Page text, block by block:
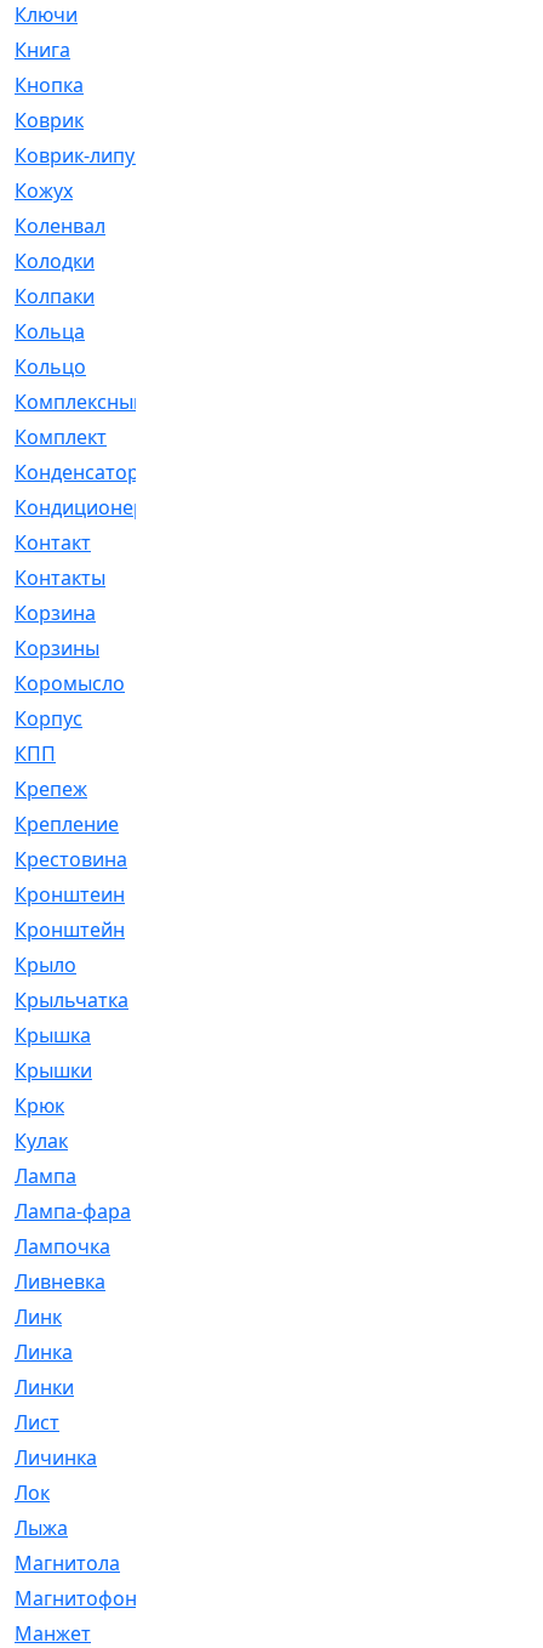
Ключи
Книга
Кнопка
Коврик
Коврик-липучка
Кожух
Коленвал
Колодки
Колпаки
Кольца
Кольцо
Комплексный
Комплект
Конденсатор
Кондиционер
Контакт
Контакты
Корзина
Корзины
Коромысло
Корпус
КПП
Крепеж
Крепление
Крестовина
Кронштеин
Кронштейн
Крыло
Крыльчатка
Крышка
Крышки
Крюк
Кулак
Лампа
Лампа-фара
Лампочка
Ливневка
Линк
Линка
Линки
Лист
Личинка
Лок
Лыжа
Магнитола
Магнитофон
Манжет